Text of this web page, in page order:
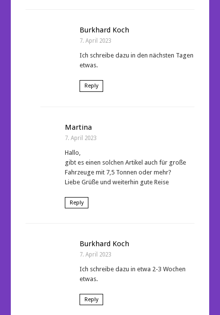
Burkhard Koch
7. April 2023
Ich schreibe dazu in den nächsten Tagen
etwas.
Reply
Martina
7. April 2023
Hallo,
gibt es einen solchen Artikel auch für große
Fahrzeuge mit 7,5 Tonnen oder mehr?
Liebe Grüße und weiterhin gute Reise
Reply
Burkhard Koch
7. April 2023
Ich schreibe dazu in etwa 2-3 Wochen
etwas.
Reply